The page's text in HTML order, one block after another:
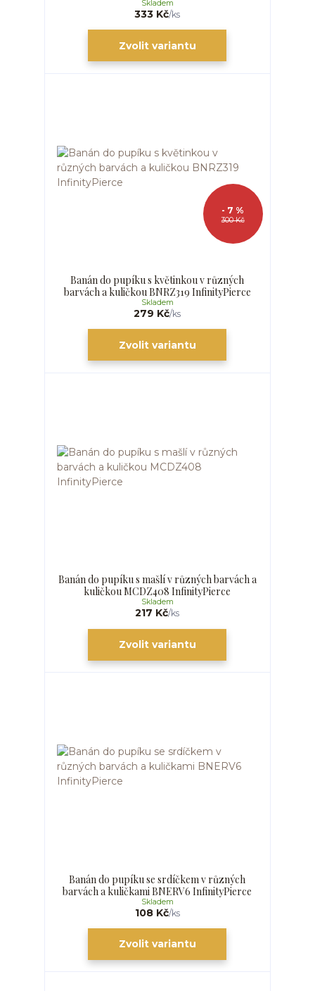
333 Kč/ks
Skladem
Zvolit variantu
300 Kč
- 7 %
Banán do pupíku s květinkou v různých
barvách a kuličkou BNRZ319 InfinityPierce
279 Kč/ks
Skladem
Zvolit variantu
Banán do pupíku s mašlí v různých barvách a
kuličkou MCDZ408 InfinityPierce
217 Kč/ks
Skladem
Zvolit variantu
Banán do pupíku se srdíčkem v různých
barvách a kuličkami BNERV6 InfinityPierce
108 Kč/ks
Skladem
Zvolit variantu